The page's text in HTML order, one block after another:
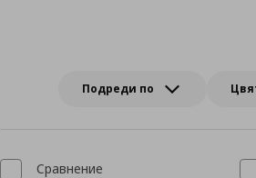
Подреди по
Сравнение